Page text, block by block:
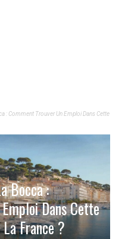
: Comment Trouver Un Emploi Dans Cette
Bocca :
Dans Cette
France ?